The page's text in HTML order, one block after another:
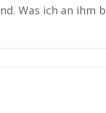
Was ich an ihm